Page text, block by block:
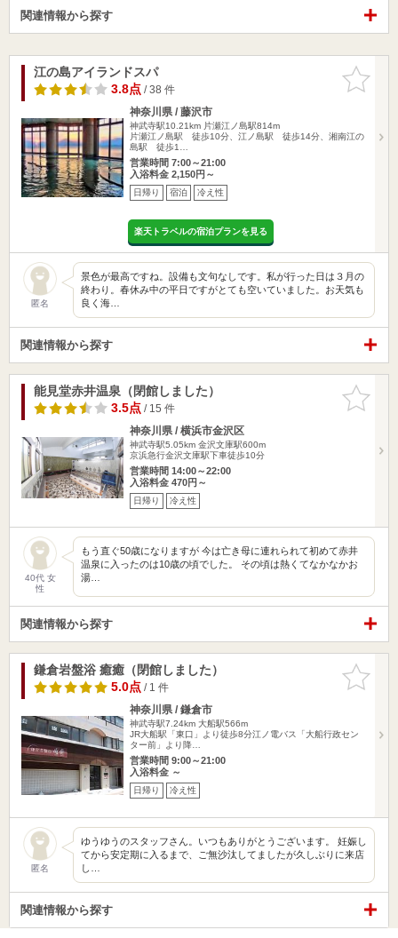
関連情報から探す
お気に入
りに追加
江の島アイランドスパ
3.8点/ 38 件
神奈川県 / 藤沢市
神武寺駅10.21km 片瀬江ノ島駅814m
片瀬江ノ島駅 徒歩10分、江ノ島駅 徒歩14分、湘南江の
島駅 徒歩1…
営業時間 7:00～21:00
入浴料金 2,150円～
日帰り 宿泊 冷え性
楽天トラベルの宿泊プランを見る
匿名
景色が最高ですね。設備も文句なしです。私が行った日は３月の
終わり。春休み中の平日ですがとても空いていました。お天気も
良く海…
関連情報から探す
お気に入
りに追加
能見堂赤井温泉（閉館しました）
3.5点/ 15 件
神奈川県 / 横浜市金沢区
神武寺駅5.05km 金沢文庫駅600m
京浜急行金沢文庫駅下車徒歩10分
営業時間 14:00～22:00
入浴料金 470円～
日帰り 冷え性
40代 女
性
もう直ぐ50歳になりますが 今は亡き母に連れられて初めて赤井
温泉に入ったのは10歳の頃でした。 その頃は熱くてなかなかお
湯…
関連情報から探す
お気に入
りに追加
鎌倉岩盤浴 癒癒（閉館しました）
5.0点/ 1 件
神奈川県 / 鎌倉市
神武寺駅7.24km 大船駅566m
JR大船駅「東口」より徒歩8分江ノ電バス「大船行政セン
ター前」より降…
営業時間 9:00～21:00
入浴料金 ～
日帰り 冷え性
匿名
ゆうゆうのスタッフさん。いつもありがとうございます。 妊娠し
てから安定期に入るまで、ご無沙汰してましたが久しぶりに来店
し…
関連情報から探す